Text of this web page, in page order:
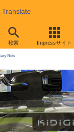
Translate
検索 Impressサイト
Note